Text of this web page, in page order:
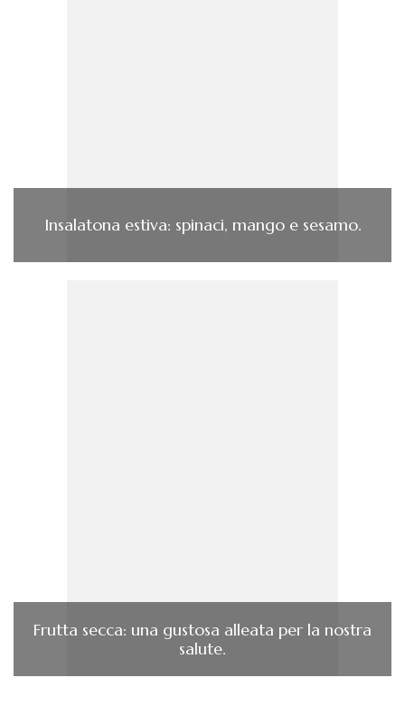
Insalatona estiva: spinaci, mango e sesamo.
Frutta secca: una gustosa alleata per la nostra
salute.